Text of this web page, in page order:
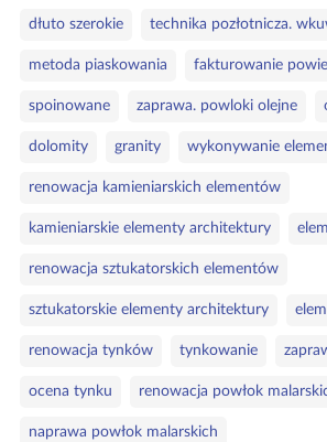
dłuto szerokie technika pozłotnicza.
metoda piaskowania fakturowanie
spoinowane zaprawa. powloki olejne
dolomity granity wykonywanie
renowacja kamieniarskich elementów
kamieniarskie elementy architektury
renowacja sztukatorskich elementów
sztukatorskie elementy architektury
renowacja tynków tynkowanie
ocena tynku renowacja powłok
naprawa powłok malarskich